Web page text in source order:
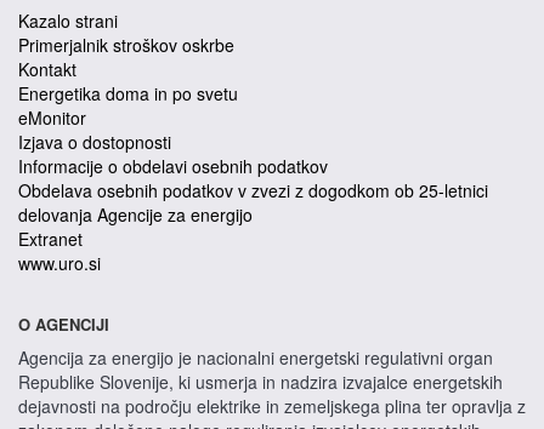
Kazalo strani
Primerjalnik stroškov oskrbe
Kontakt
Energetika doma in po svetu
eMonitor
Izjava o dostopnosti
Informacije o obdelavi osebnih podatkov
Obdelava osebnih podatkov v zvezi z dogodkom ob 25-letnici
delovanja Agencije za energijo
Extranet
www.uro.si
O AGENCIJI
Agencija za energijo je nacionalni energetski regulativni organ
Republike Slovenije, ki usmerja in nadzira izvajalce energetskih
dejavnosti na področju elektrike in zemeljskega plina ter opravlja z